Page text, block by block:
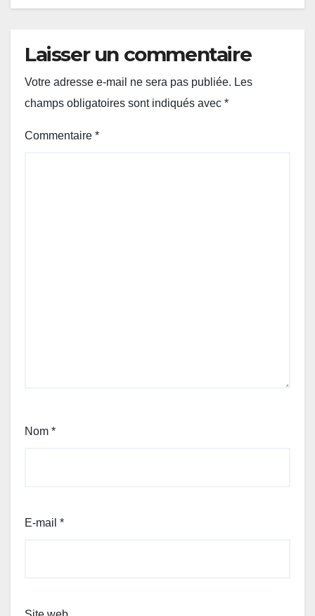
Laisser un commentaire
Votre adresse e-mail ne sera pas publiée. Les
champs obligatoires sont indiqués avec *
Commentaire *
Nom *
E-mail *